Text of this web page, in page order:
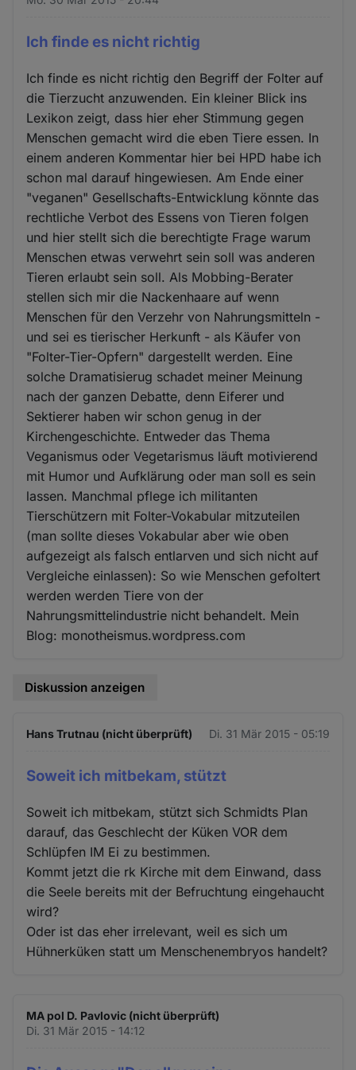
Ich finde es nicht richtig
Ich finde es nicht richtig den Begriff der Folter auf
die Tierzucht anzuwenden. Ein kleiner Blick ins
Lexikon zeigt, dass hier eher Stimmung gegen
Menschen gemacht wird die eben Tiere essen. In
einem anderen Kommentar hier bei HPD habe ich
schon mal darauf hingewiesen. Am Ende einer
"veganen" Gesellschafts-Entwicklung könnte das
rechtliche Verbot des Essens von Tieren folgen
und hier stellt sich die berechtigte Frage warum
Menschen etwas verwehrt sein soll was anderen
Tieren erlaubt sein soll. Als Mobbing-Berater
stellen sich mir die Nackenhaare auf wenn
Menschen für den Verzehr von Nahrungsmitteln -
und sei es tierischer Herkunft - als Käufer von
"Folter-Tier-Opfern" dargestellt werden. Eine
solche Dramatisierug schadet meiner Meinung
nach der ganzen Debatte, denn Eiferer und
Sektierer haben wir schon genug in der
Kirchengeschichte. Entweder das Thema
Veganismus oder Vegetarismus läuft motivierend
mit Humor und Aufklärung oder man soll es sein
lassen. Manchmal pflege ich militanten
Tierschützern mit Folter-Vokabular mitzuteilen
(man sollte dieses Vokabular aber wie oben
aufgezeigt als falsch entlarven und sich nicht auf
Vergleiche einlassen): So wie Menschen gefoltert
werden werden Tiere von der
Nahrungsmittelindustrie nicht behandelt. Mein
Blog: monotheismus.wordpress.com
Diskussion anzeigen
Hans Trutnau (nicht überprüft) Di. 31 Mär 2015 - 05:19
Soweit ich mitbekam, stützt
Soweit ich mitbekam, stützt sich Schmidts Plan
darauf, das Geschlecht der Küken VOR dem
Schlüpfen IM Ei zu bestimmen.
Kommt jetzt die rk Kirche mit dem Einwand, dass
die Seele bereits mit der Befruchtung eingehaucht
wird?
Oder ist das eher irrelevant, weil es sich um
Hühnerküken statt um Menschenembryos handelt?
MA pol D. Pavlovic (nicht überprüft)
Di. 31 Mär 2015 - 14:12